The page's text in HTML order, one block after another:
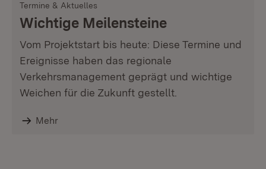
Termine & Aktuelles
Wichtige Meilensteine
Vom Projektstart bis heute: Diese Termine und
Ereignisse haben das regionale
Verkehrsmanagement geprägt und wichtige
Weichen für die Zukunft gestellt.
Mehr